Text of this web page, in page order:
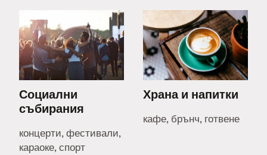
Социални
събирания
концерти, фестивали,
караоке, спорт
Храна и напитки
кафе, брънч, готвене